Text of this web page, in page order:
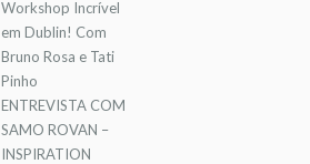
Workshop Incrível
em Dublin! Com
Bruno Rosa e Tati
Pinho
ENTREVISTA COM
SAMO ROVAN –
INSPIRATION